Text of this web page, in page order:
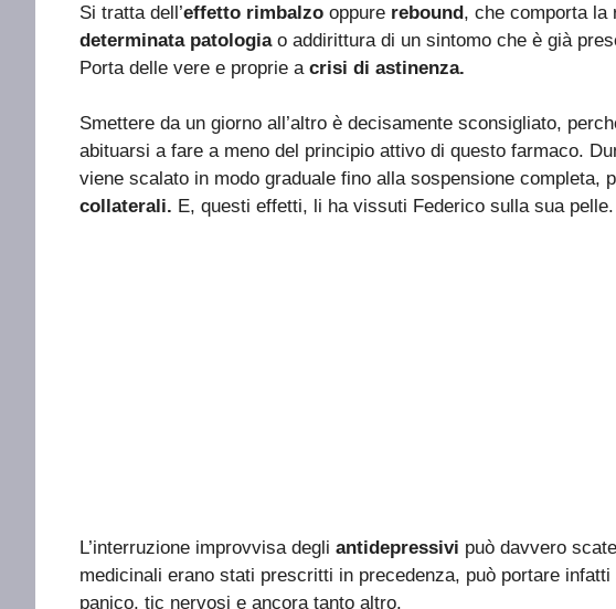
Si tratta dell’effetto rimbalzo oppure rebound, che comporta la
determinata patologiao addirittura di un sintomo che è già
Porta delle vere e proprie a crisi di astinenza.
Smettere da un giorno all’altro è decisamente sconsigliato,
abituarsi a fare a meno del principio attivo di questo farmaco.
viene scalato in modo graduale fino alla sospensione completa,
collaterali. E, questi effetti, li ha vissuti Federico sulla sua pelle.
L’interruzione improvvisa degli antidepressivi può davvero
medicinali erano stati prescritti in precedenza, può portare
panico, tic nervosi e ancora tanto altro.